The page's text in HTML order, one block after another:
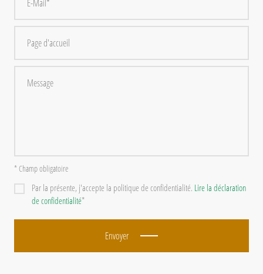
* Champ obligatoire
Par la présente, j'accepte la politique de confidentialité. Lire la déclaration
de confidentialité*
Envoyer